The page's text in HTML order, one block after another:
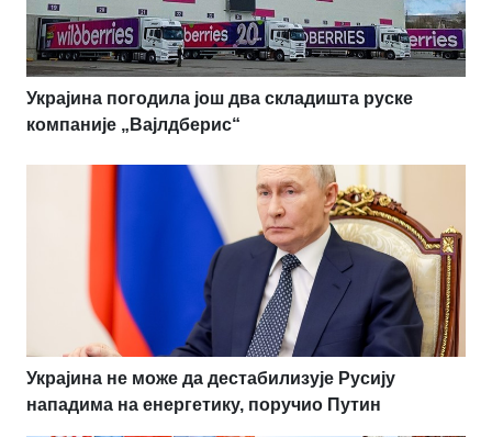
Украјина погодила још два складишта руске
компаније „Вајлдберис“
Украјина не може да дестабилизује Русију
нападима на енергетику, поручио Путин